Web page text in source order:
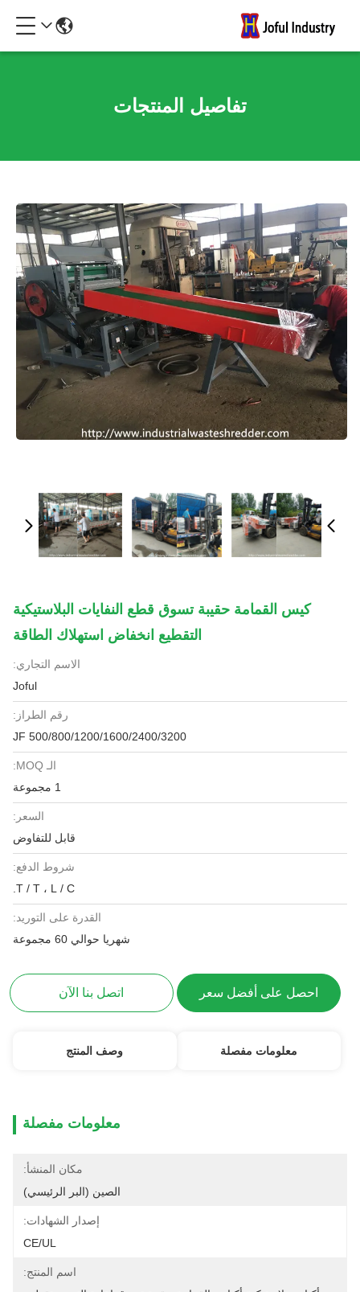
تفاصيل المنتجات
كيس القمامة حقيبة تسوق قطع النفايات البلاستيكية
التقطيع انخفاض استهلاك الطاقة
الاسم التجاري:
Joful
رقم الطراز:
JF 500/800/1200/1600/2400/3200
الـ MOQ:
1 مجموعة
السعر:
قابل للتفاوض
شروط الدفع:
T / T ، L / C.
القدرة على التوريد:
شهريا حوالي 60 مجموعة
احصل على أفضل سعر اتصل بنا الآن
معلومات مفصلة وصف المنتج
معلومات مفصلة
مكان المنشأ:
الصين (البر الرئيسي)
إصدار الشهادات:
CE/UL
اسم المنتج: